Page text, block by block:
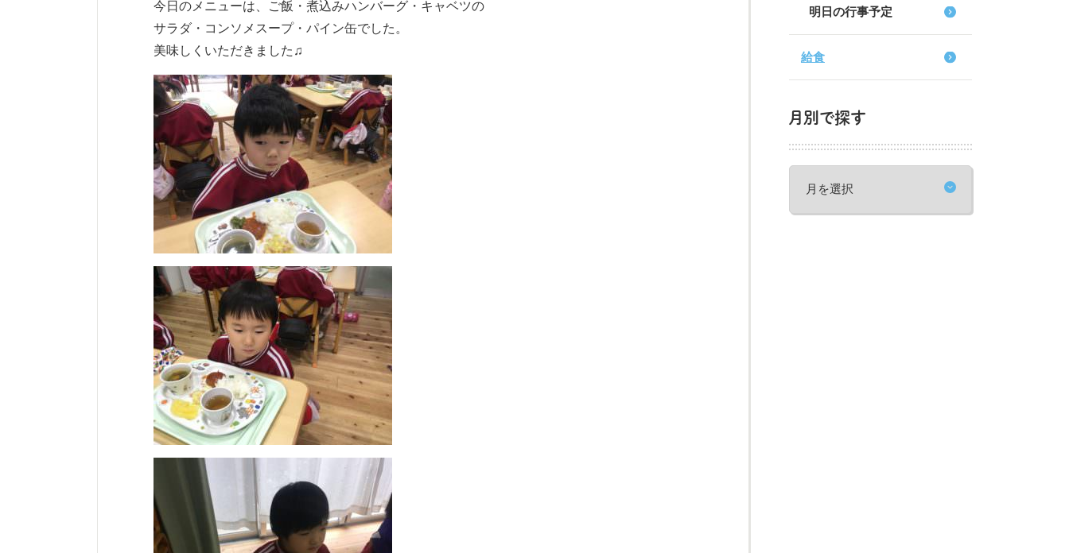
今日のメニューは、ご飯・煮込みハンバーグ・キャベツの
サラダ・コンソメスープ・パイン缶でした。
美味しくいただきました♫
明日の行事予定
給食
月別で探す